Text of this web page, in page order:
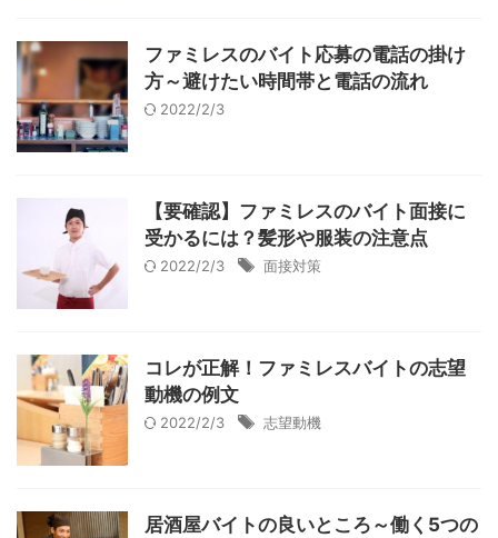
ファミレスのバイト応募の電話の掛け
方～避けたい時間帯と電話の流れ
2022/2/3
【要確認】ファミレスのバイト面接に
受かるには？髪形や服装の注意点
2022/2/3 面接対策
コレが正解！ファミレスバイトの志望
動機の例文
2022/2/3 志望動機
居酒屋バイトの良いところ～働く5つの